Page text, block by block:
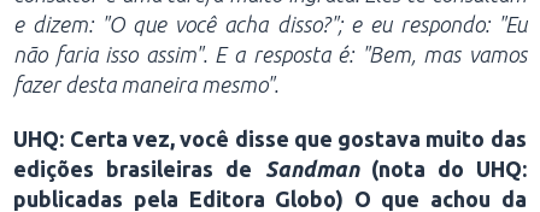
e dizem: "O que você acha disso?"; e eu respondo: "Eu
não faria isso assim". E a resposta é: "Bem, mas vamos
fazer desta maneira mesmo".
UHQ: Certa vez, você disse que gostava muito das
edições brasileiras de Sandman(nota do UHQ:
publicadas pela Editora Globo) O que achou da